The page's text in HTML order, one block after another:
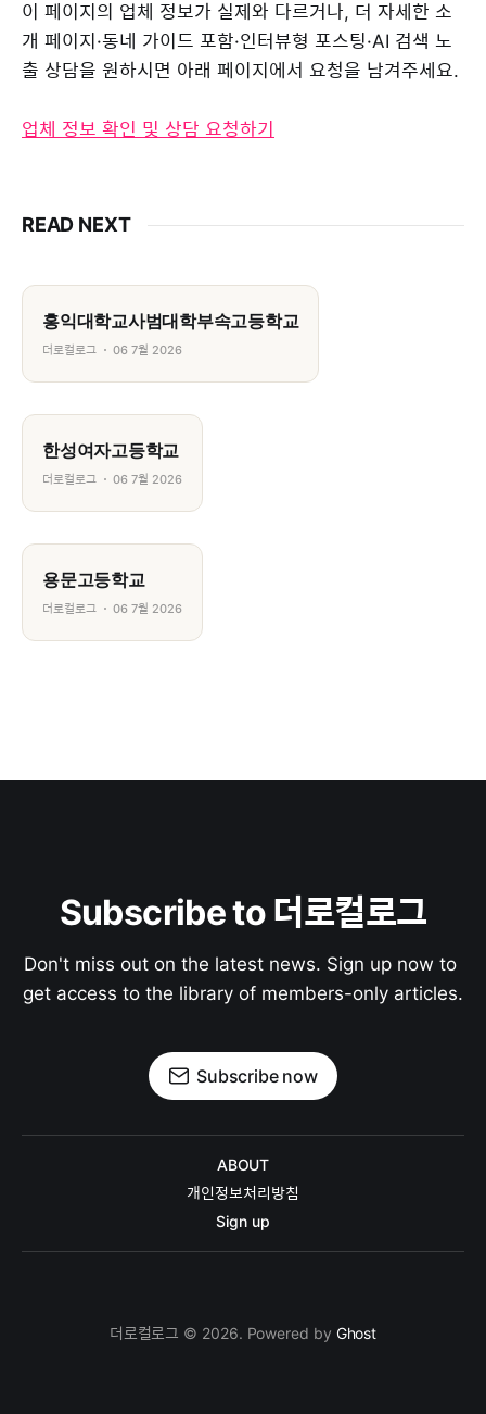
이 페이지의 업체 정보가 실제와 다르거나, 더 자세한 소
개 페이지·동네 가이드 포함·인터뷰형 포스팅·AI 검색 노
출 상담을 원하시면 아래 페이지에서 요청을 남겨주세요.
업체 정보 확인 및 상담 요청하기
READ NEXT
홍익대학교사범대학부속고등학교
더로컬로그 06 7월 2026
한성여자고등학교
더로컬로그 06 7월 2026
용문고등학교
더로컬로그 06 7월 2026
Subscribe to 더로컬로그
Don't miss out on the latest news. Sign up now to
get access to the library of members-only articles.
Subscribe now
ABOUT
개인정보처리방침
Sign up
더로컬로그 © 2026. Powered by Ghost